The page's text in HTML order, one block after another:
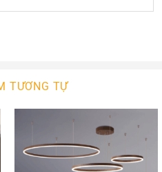
thoát, giúp đèn trở thành
trong các không gian
cổ điển.
TƯƠNG TỰ